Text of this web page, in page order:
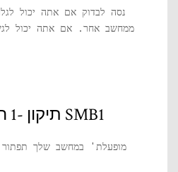
ממחשב אחר. אם אתה יכול
תיקון -1 הפעל את תכונת SMB1